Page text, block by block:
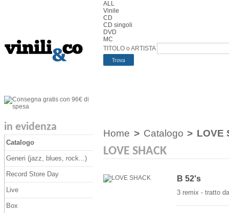
ALL
Vinile
CD
CD singoli
DVD
MC
TITOLO o ARTISTA
in evidenza
Catalogo
Generi (jazz, blues, rock...)
Record Store Day
Live
Box
Home > Catalogo > LOVE
LOVE SHACK
B 52's
3 remix - tratto